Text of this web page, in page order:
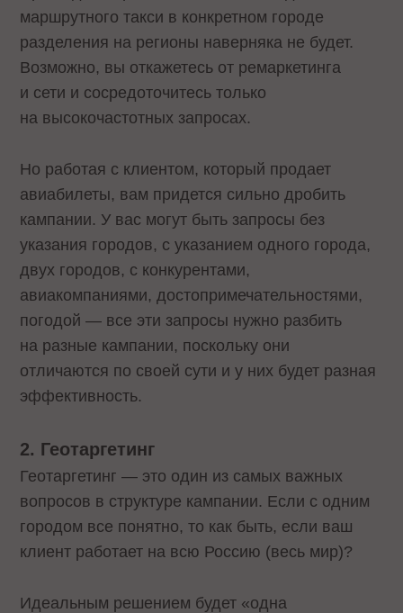
маршрутного такси в конкретном городе
разделения на регионы наверняка не будет.
Возможно, вы откажетесь от ремаркетинга
и сети и сосредоточитесь только
на высокочастотных запросах.
Но работая с клиентом, который продает
авиабилеты, вам придется сильно дробить
кампании. У вас могут быть запросы без
указания городов, с указанием одного города,
двух городов, с конкурентами,
авиакомпаниями, достопримечательностями,
погодой — все эти запросы нужно разбить
на разные кампании, поскольку они
отличаются по своей сути и у них будет разная
эффективность.
2. Геотаргетинг
Геотаргетинг — это один из самых важных
вопросов в структуре кампании. Если с одним
городом все понятно, то как быть, если ваш
клиент работает на всю Россию (весь мир)?
Идеальным решением будет «одна